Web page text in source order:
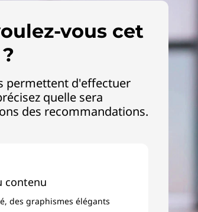
vous cet
permettent d'effectuer
quelle sera
des recommandations.
contenu
des graphismes élégants